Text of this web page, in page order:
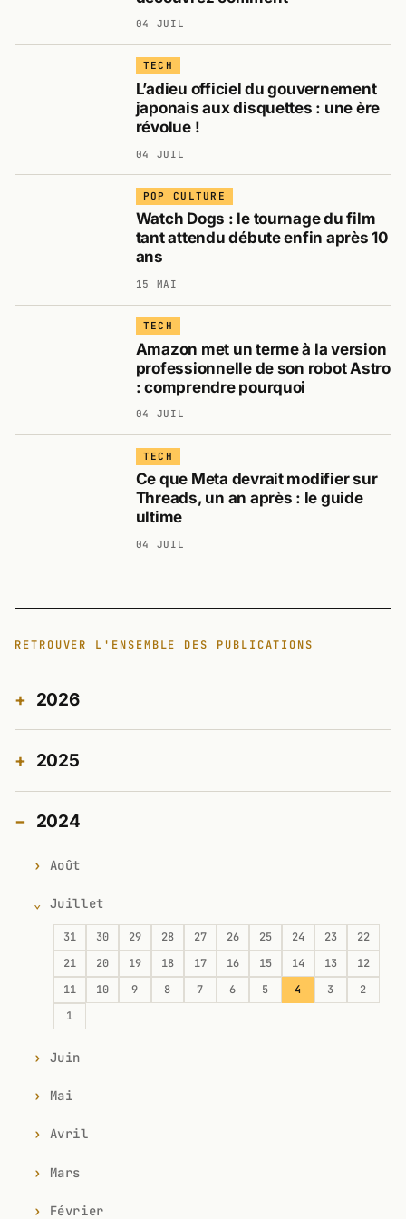
04 JUIL
TECH
L’adieu officiel du gouvernement
japonais aux disquettes : une ère
révolue !
04 JUIL
POP CULTURE
Watch Dogs : le tournage du film
tant attendu débute enfin après 10
ans
15 MAI
TECH
Amazon met un terme à la version
professionnelle de son robot Astro
: comprendre pourquoi
04 JUIL
TECH
Ce que Meta devrait modifier sur
Threads, un an après : le guide
ultime
04 JUIL
RETROUVER L'ENSEMBLE DES PUBLICATIONS
2026
2025
2024
Août
Juillet
31 30 29 28 27 26 25 24 23
22
21
20 19 18 17 16 15 14 13
12
11
10 9 8 7 6 5 4 3
2
1
Juin
Mai
Avril
Mars
Février